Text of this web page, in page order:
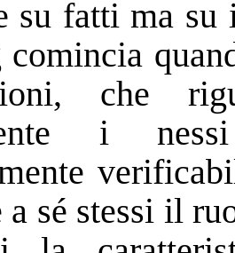
su fatti ma
comincia
che
i
a sé stessi il